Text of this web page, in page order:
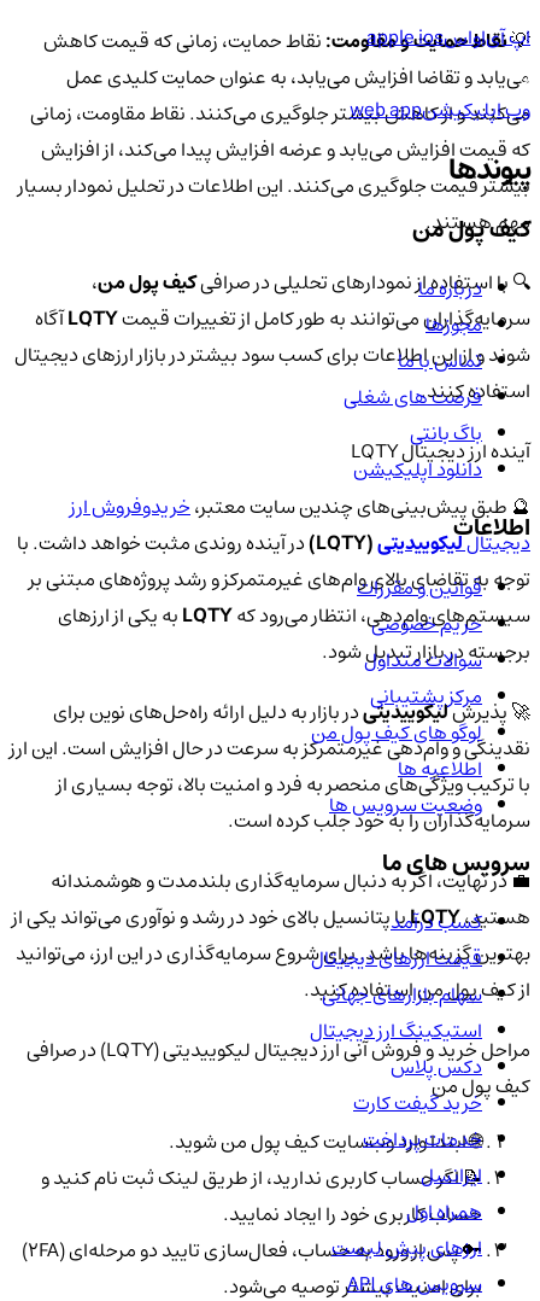
💡نقاط حمایت و مقاومت:نقاط حمایت، زمانی که قیمت کاهش
می‌یابد و تقاضا افزایش می‌یابد، به عنوان حمایت کلیدی عمل
می‌کنند و از کاهش بیشتر جلوگیری می‌کنند. نقاط مقاومت، زمانی
که قیمت افزایش می‌یابد و عرضه افزایش پیدا می‌کند، از افزایش
بیشتر قیمت جلوگیری می‌کنند. این اطلاعات در تحلیل نمودار بسیار
مهم هستند.
🔍 با استفاده از نمودارهای تحلیلی در صرافیکیف پول من،
سرمایه‌گذاران می‌توانند به طور کامل از تغییرات قیمتLQTYآگاه
شوند و از این اطلاعات برای کسب سود بیشتر در بازار ارزهای دیجیتال
استفاده کنند.
آینده ارز دیجیتال LQTY
🔮 طبق پیش‌بینی‌های چندین سایت معتبر،خریدوفروش ارز
دیجیتاللیکوییدیتی(LQTY)
در آینده روندی مثبت خواهد داشت. با
توجه به تقاضای بالای وام‌های غیرمتمرکز و رشد پروژه‌های مبتنی بر
سیستم‌های وام‌دهی، انتظار می‌رود کهLQTYبه یکی از ارزهای
برجسته در بازار تبدیل شود.
🚀 پذیرشلیکوییدیتیدر بازار به دلیل ارائه راه‌حل‌های نوین برای
نقدینگی و وام‌دهی غیرمتمرکز به سرعت در حال افزایش است. این ارز
با ترکیب ویژگی‌های منحصر به فرد و امنیت بالا، توجه بسیاری از
سرمایه‌گذاران را به خود جلب کرده است.
💼 در نهایت، اگر به دنبال سرمایه‌گذاری بلندمدت و هوشمندانه
هستید،LQTYبا پتانسیل بالای خود در رشد و نوآوری می‌تواند یکی از
بهترین گزینه‌ها باشد. برای شروع سرمایه‌گذاری در این ارز، می‌توانید
از کیف پول من استفاده کنید.
مراحل خرید و فروش آنی ارز دیجیتال لیکوییدیتی (LQTY) در صرافی
کیف پول من
🌐 ابتدا وارد وب‌سایت کیف پول من شوید.
📝 اگر حساب کاربری ندارید، از طریق لینک ثبت نام کنید و
حساب کاربری خود را ایجاد نمایید.
🔑 پس از ورود به حساب، فعال‌سازی تایید دو مرحله‌ای (2FA)
برای امنیت بیشتر توصیه می‌شود.
اپ آی‌او‌اسapple ios
وب اپلیکیشنweb app
پیوندها
کیف پول من
درباره ما
مجوزها
تماس با ما
فرصت های شغلی
باگ بانتی
دانلود اپلیکیشن
اطلاعات
قوانین و مقررات
حریم خصوصی
سوالات متداول
مرکز پشتیبانی
لوگو های کیف پول من
اطلاعیه ها
وضعیت سرویس ها
سرویس های ما
کسب درآمد
قیمت ارزهای دیجیتال
سهام بازارهای جهانی
استیکینگ ارز دیجیتال
دکس پلاس
خرید گیفت کارت
خدمات پرداخت
ایرانسل
همراه اول
ارزهای پیش لیست
سرویس های API